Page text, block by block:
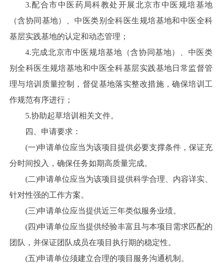
3.配合市中医药局科教处开展北京市中医规培基地
（含协同基地）、中医类别全科医生规培基地和中医全科
基层实践基地的认定和动态管理；
4.完成北京市中医规培基地（含协同基地）、中医类
别全科医生规培基地和中医全科基层实践基地日常监督管
理与培训质量控制，督促基地落实整改措施，确保培训工
作规范有序进行；
5.协助起草培训相关文件。
四、申请要求：
(一)申请单位应当为该项目提供必要支撑条件，保证充
分时间投入，确保任务如期高质量完成。
(二)申请单位应当为该项目提供科学合理、内容详实、
针对性强的工作方案。
(三)申请单位应当提供近三年类似服务业绩。
(四)申请单位应当提供经验丰富且与本项目需求匹配的
团队，并保证团队成员在项目执行期的稳定性。
(五)申请单位须建立合理的项目服务沟通机制。